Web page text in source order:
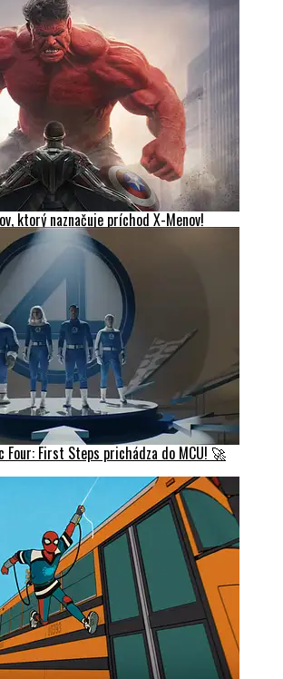
ktorý naznačuje príchod X-Menov!
First Steps prichádza do MCU! 🚀